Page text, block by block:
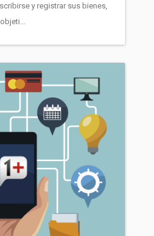
y registrar sus bienes,